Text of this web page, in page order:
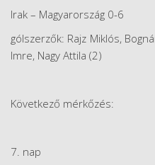
Irak – Magyarország 0-6
gólszerzők: Rajz Miklós,
Imre, Nagy Attila (2)
Következő mérkőzés:
7. nap